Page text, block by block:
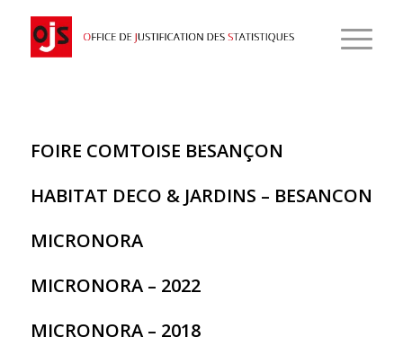
FOIRE COMTOISE BESANÇON
HABITAT DECO & JARDINS – BESANCON
MICRONORA
MICRONORA – 2022
MICRONORA – 2018